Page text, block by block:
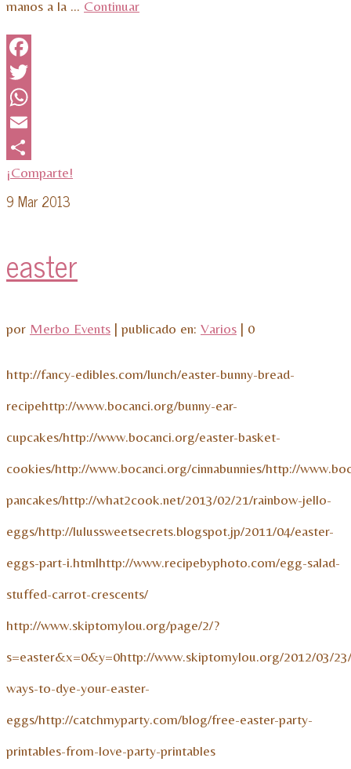
manos a la … Continuar
Facebook
Twitter
WhatsApp
Email
¡Comparte!
9 Mar 2013
easter
por Merbo Events | publicado en: Varios | 0
http://fancy-edibles.com/lunch/easter-bunny-bread-
recipehttp://www.bocanci.org/bunny-ear-
cupcakes/http://www.bocanci.org/easter-basket-
cookies/http://www.bocanci.org/cinnabunnies/http://
pancakes/http://what2cook.net/2013/02/21/rainbow-jello-
eggs/http://lulussweetsecrets.blogspot.jp/2011/04/easter-
eggs-part-i.htmlhttp://www.recipebyphoto.com/egg-salad-
stuffed-carrot-crescents/
http://www.skiptomylou.org/page/2/?
s=easter&x=0&y=0http://www.skiptomylou.org/2012/03/
ways-to-dye-your-easter-
eggs/http://catchmyparty.com/blog/free-easter-party-
printables-from-love-party-printables